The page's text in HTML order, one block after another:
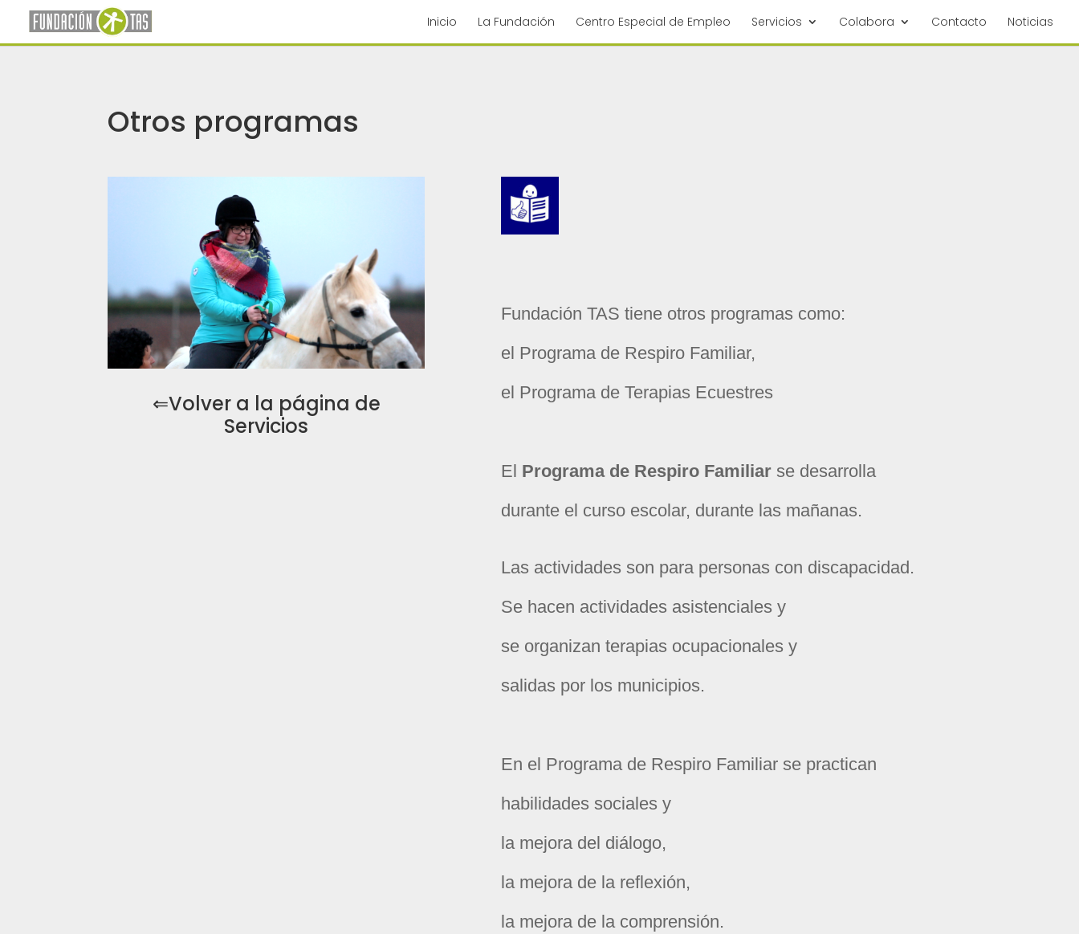
Inicio La Fundación Centro Especial de Empleo Servicios Colabora Contacto Noticias
Otros programas
⇐Volver a la página de
Servicios
Fundación TAS tiene otros programas como:
el Programa de Respiro Familiar,
el Programa de Terapias Ecuestres
El Programa de Respiro Familiar se desarrolla
durante el curso escolar, durante las mañanas.
Las actividades son para personas con discapacidad.
Se hacen actividades asistenciales y
se organizan terapias ocupacionales y
salidas por los municipios.
En el Programa de Respiro Familiar se practican
habilidades sociales y
la mejora del diálogo,
la mejora de la reflexión,
la mejora de la comprensión.